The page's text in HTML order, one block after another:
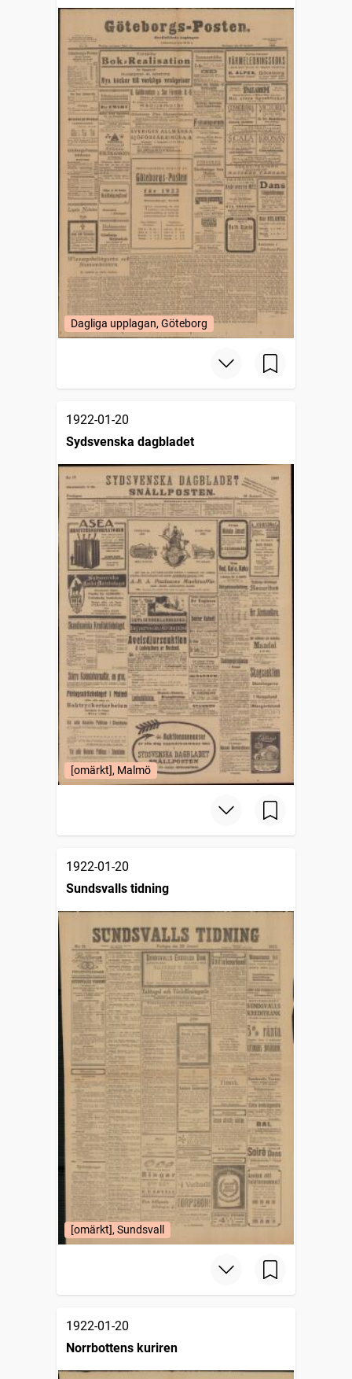
Dagliga upplagan, Göteborg
1922-01-20
Sydsvenska dagbladet
[omärkt], Malmö
1922-01-20
Sundsvalls tidning
[omärkt], Sundsvall
1922-01-20
Norrbottens kuriren